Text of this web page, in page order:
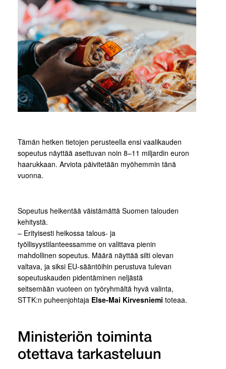
Tämän hetken tietojen perusteella ensi vaalikauden
sopeutus näyttää asettuvan noin 8–11 miljardin euron
haarukkaan. Arviota päivitetään myöhemmin tänä
vuonna.
Sopeutus heikentää väistämättä Suomen talouden
kehitystä.
– Erityisesti heikossa talous- ja
työllisyystilanteessamme on valittava pienin
mahdollinen sopeutus. Määrä näyttää silti olevan
valtava, ja siksi EU-sääntöihin perustuva tulevan
sopeutuskauden pidentäminen neljästä
seitsemään vuoteen on työryhmältä hyvä valinta,
STTK:n puheenjohtaja Else-Mai Kirvesniemi toteaa.
Ministeriön toiminta
otettava tarkasteluun